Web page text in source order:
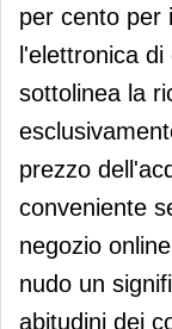
per cento per
l'elettronica di
sottolinea la
prezzo
conveniente
negozio
nudo un
abitudini dei